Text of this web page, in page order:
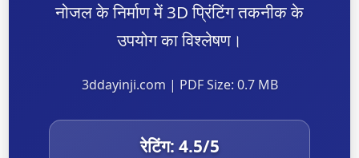
नोजल के निर्माण में 3D प्रिंटिंग तकनीक के
उपयोग का विश्लेषण।
3ddayinji.com | PDF Size: 0.7 MB
रेटिंग: 4.5/5